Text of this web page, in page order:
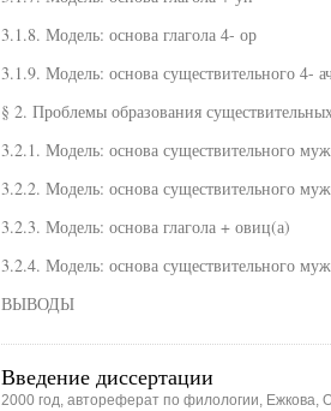
3.1.8. Модель: основа глагола 4- ор
3.1.9. Модель: основа существительного 4-
§ 2. Проблемы образования
3.2.1. Модель: основа существительного
3.2.2. Модель: основа существительного
3.2.3. Модель: основа глагола + овиц(а)
3.2.4. Модель: основа существительного
ВЫВОДЫ
Введение диссертации
2000 год, автореферат по филологии, Ежкова,